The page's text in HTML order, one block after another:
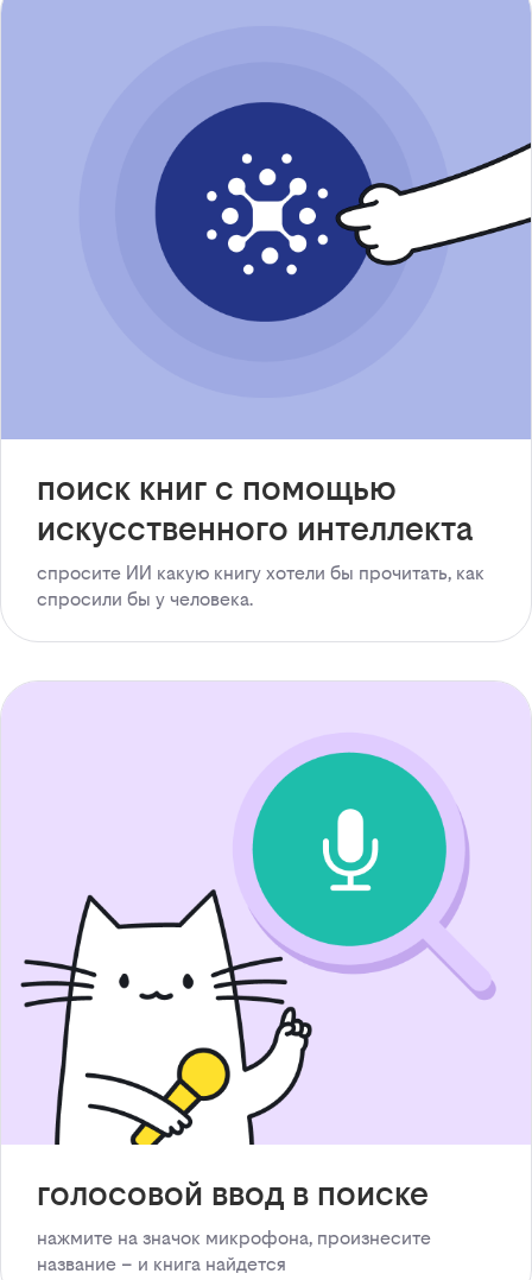
поиск книг с помощью
искусственного интеллекта
спросите ИИ какую книгу хотели бы прочитать, как
спросили бы у человека.
голосовой ввод в поиске
нажмите на значок микрофона, произнесите
название – и книга найдется